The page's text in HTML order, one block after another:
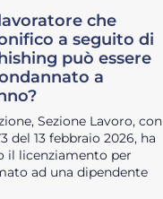
che
a seguito di
può essere
a
Sezione Lavoro, con
del 13 febbraio 2026, ha
licenziamento per
ad una dipendente